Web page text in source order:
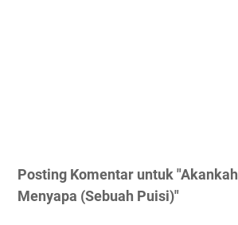
Posting Komentar untuk
Menyapa (Sebuah Puisi)"